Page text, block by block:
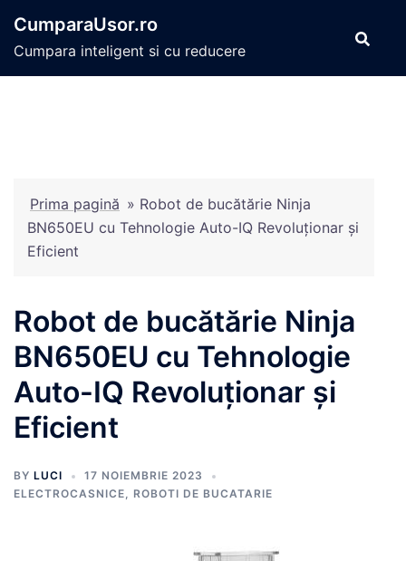
conținut
CumparaUsor.ro
Cumpara inteligent si cu reducere
Prima pagină » Robot de bucătărie Ninja
BN650EU cu Tehnologie Auto-IQ Revoluționar și
Eficient
Robot de bucătărie Ninja
BN650EU cu Tehnologie
Auto-IQ Revoluționar și
Eficient
BY LUCI
17 NOIEMBRIE 2023
ELECTROCASNICE, ROBOTI DE BUCATARIE